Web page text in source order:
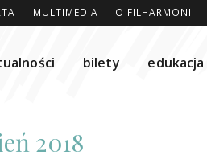
MULTIMEDIA O FILHARMONII
bilety edukacja
2018